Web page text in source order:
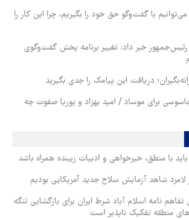
با گفت‌وگو حق خود را بگیریم، چرا این کار را
خبر داد: تغییر برنامه پخش گفت‌وگوی
دریافت این پیامک را جدی بگیرید
برای موساد / امید بهزاد و پوریا صفوت چه
با منطق، خیرخواهی و ادبیات زیبنده همراه باشد
شاهد آزمایش سلاح جدید آمریکایی بودیم
نامه اسلام آباد شرط ایران برای بازگشایی تنگه
منطقه تفکیک ناپذیر است